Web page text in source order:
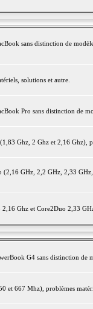
sans distinction de
solutions et autre.
Pro sans distinction de
Ghz, 2 Ghz et 2,16 Ghz),
GHz, 2,2 GHz, 2,33
Ghz et Core2Duo 2,33
G4 sans distinction de
et 667 Mhz), problèmes